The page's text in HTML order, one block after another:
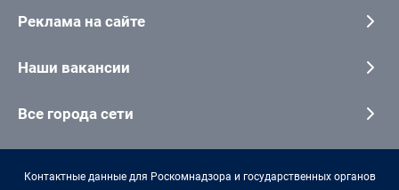
Реклама на сайте
Наши вакансии
Все города сети
Контактные данные для Роскомнадзора и государственных органов